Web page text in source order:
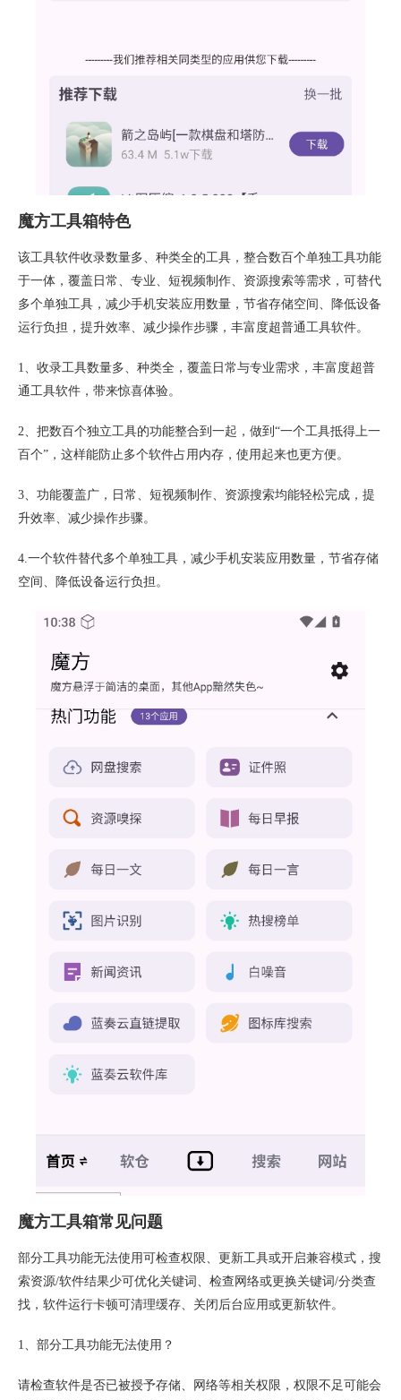
魔方工具箱特色
该工具软件收录数量多、种类全的工具，整合数百个单独工具功能
于一体，覆盖日常、专业、短视频制作、资源搜索等需求，可替代
多个单独工具，减少手机安装应用数量，节省存储空间、降低设备
运行负担，提升效率、减少操作步骤，丰富度超普通工具软件。
1、收录工具数量多、种类全，覆盖日常与专业需求，丰富度超普
通工具软件，带来惊喜体验。
2、把数百个独立工具的功能整合到一起，做到“一个工具抵得上一
百个”，这样能防止多个软件占用内存，使用起来也更方便。
3、功能覆盖广，日常、短视频制作、资源搜索均能轻松完成，提
升效率、减少操作步骤。
4.一个软件替代多个单独工具，减少手机安装应用数量，节省存储
空间、降低设备运行负担。
魔方工具箱常见问题
部分工具功能无法使用可检查权限、更新工具或开启兼容模式，搜
索资源/软件结果少可优化关键词、检查网络或更换关键词/分类查
找，软件运行卡顿可清理缓存、关闭后台应用或更新软件。
1、部分工具功能无法使用？
请检查软件是否已被授予存储、网络等相关权限，权限不足可能会